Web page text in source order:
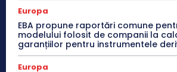
Europa
EBA propune raportări comune
modelului folosit de companii la
garanțiilor pentru instrumentele
Europa